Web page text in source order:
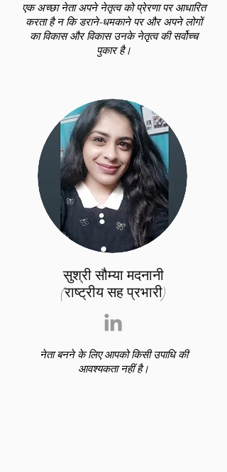
एक अच्छा नेता अपने नेतृत्व को प्रेरणा पर आधारित
करता है न कि डराने-धमकाने पर और अपने लोगों
का विकास और विकास उनके नेतृत्व की सर्वोच्च
पुकार है।
सुश्री सौम्या मदनानी
(राष्ट्रीय सह प्रभारी)
नेता बनने के लिए आपको किसी उपाधि की
आवश्यकता नहीं है।